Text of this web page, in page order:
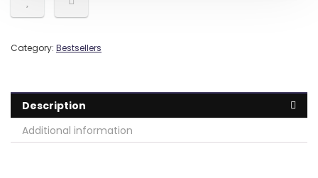
Category: Bestsellers
Description
Additional information